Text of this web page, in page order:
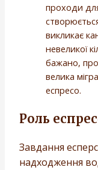
проходи
викликає
невеликої
бажано,
велика
еспресо.
Роль
Завдання
надходження